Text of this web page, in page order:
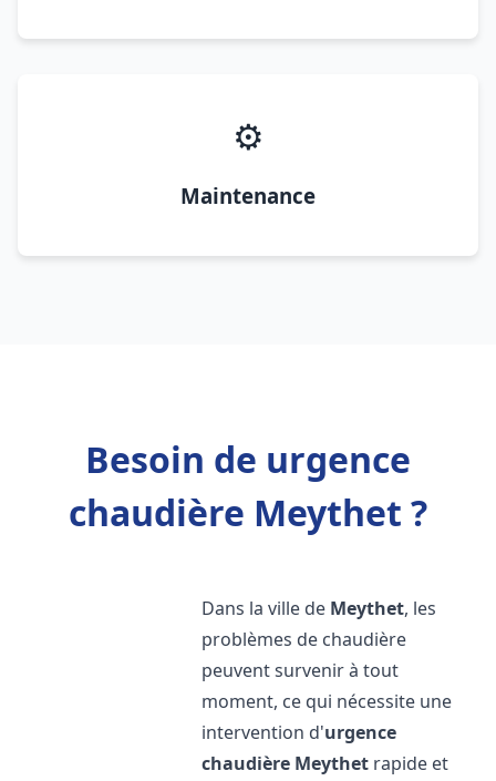
⚙️
Maintenance
Besoin de urgence
chaudière Meythet ?
Dans la ville de Meythet, les
problèmes de chaudière
peuvent survenir à tout
moment, ce qui nécessite une
intervention d'urgence
chaudière Meythet rapide et